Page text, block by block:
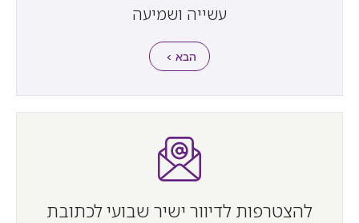
עשייה ושמיעה
הבא >
להצטרפות לדיוור ישיר שבועי לכתובת